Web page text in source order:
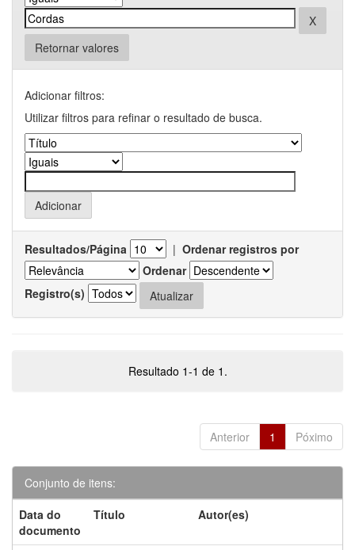
Retornar valores
Adicionar filtros:
Utilizar filtros para refinar o resultado de busca.
Resultados/Página | Ordenar registros por
Ordenar
Registro(s)
Resultado 1-1 de 1.
Anterior 1 Póximo
Conjunto de itens:
Data do
documento
Título Autor(es)